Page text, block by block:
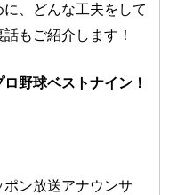
、どんな工夫をして
もご紹介します！
野球ベストナイン！
ン放送アナウンサ